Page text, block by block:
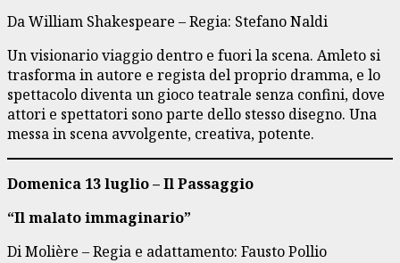
Da William Shakespeare – Regia: Stefano Naldi
Un visionario viaggio dentro e fuori la scena. Amleto si
trasforma in autore e regista del proprio dramma, e lo
spettacolo diventa un gioco teatrale senza confini, dove
attori e spettatori sono parte dello stesso disegno. Una
messa in scena avvolgente, creativa, potente.
Domenica 13 luglio – Il Passaggio
“Il malato immaginario”
Di Molière – Regia e adattamento: Fausto Pollio